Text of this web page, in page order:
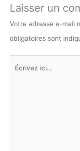
Laisser un
Votre adresse e-mail
obligatoires sont
Écrivez